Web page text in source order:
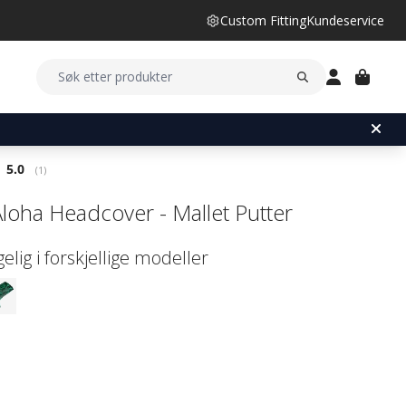
Custom FittingKundeservice
Gjennomsnittskarakter:
5.0 (stemmer:
1 )
Headcover - Mallet Putter
i forskjellige modeller